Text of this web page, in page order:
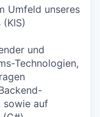
Umfeld unseres
und
Technologien,
sowie auf